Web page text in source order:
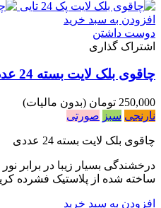
افزودن به سبد خرید
دوست داشتن
اشتراک گذاری
چاقوی بلک لایت بسته 24 عددی
250,000 تومان
(بدون مالیات)
نارنجی سبز صورتی
چاقوی بلک لایت بسته 24 عددی
درخشندگی بسیار زیبا در برابر
ساخته شده از پلاستیک فشرده
افزودن به سبد خرید